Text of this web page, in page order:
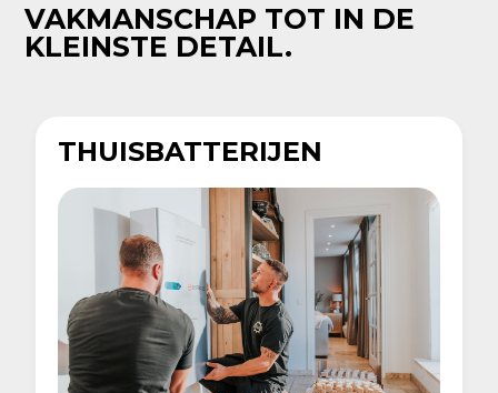
VAKMANSCHAP TOT IN DE
KLEINSTE DETAIL.
THUISBATTERIJEN